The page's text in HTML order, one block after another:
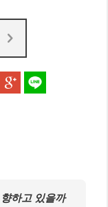
하고 있을까